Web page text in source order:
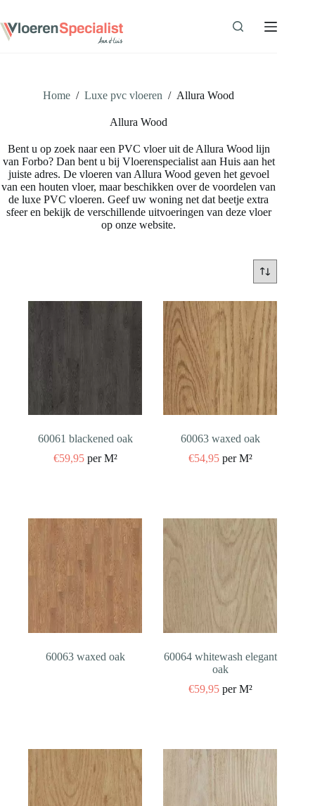
de
inhoud
Home / Luxe pvc vloeren / Allura Wood
Allura Wood
Bent u op zoek naar een PVC vloer uit de Allura Wood lijn
van Forbo? Dan bent u bij Vloerenspecialist aan Huis aan het
juiste adres. De vloeren van Allura Wood geven het gevoel
van een houten vloer, maar beschikken over de voordelen van
de luxe PVC vloeren. Geef uw woning net dat beetje extra
sfeer en bekijk de verschillende uitvoeringen van deze vloer
op onze website.
60061 blackened oak
€59,95per M²
60063 waxed oak
€54,95per M²
60063 waxed oak
60064 whitewash elegant
oak
€59,95per M²